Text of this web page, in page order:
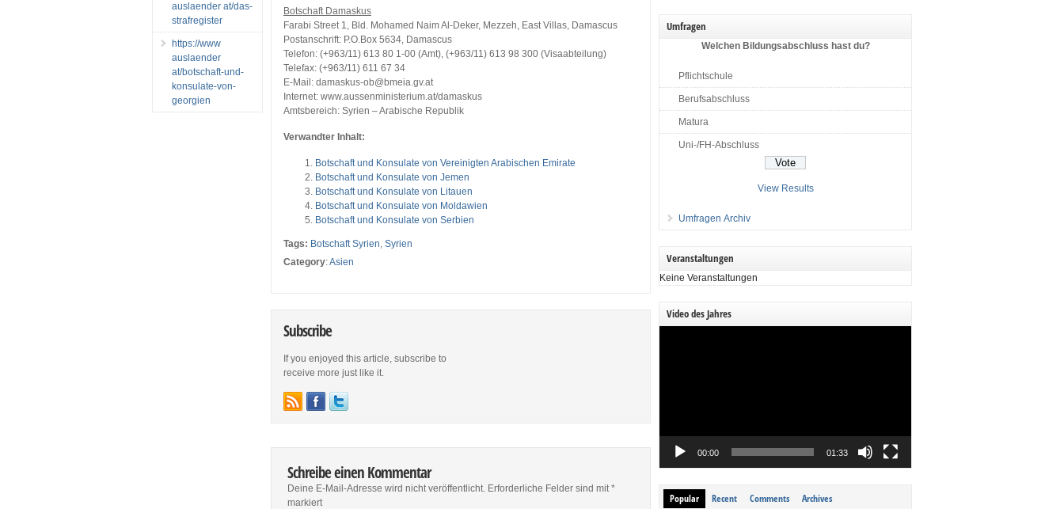
Botschaft Damaskus
Farabi Street 1, Bld. Mohamed Naim Al-Deker, Mezzeh, East Villas, Damascus
Postanschrift: P.O.Box 5634, Damascus
Telefon: (+963/11) 613 80 1-00 (Amt), (+963/11) 613 98 300 (Visaabteilung)
Telefax: (+963/11) 611 67 34
E-Mail: damaskus-ob@bmeia.gv.at
Internet: www.aussenministerium.at/damaskus
Amtsbereich: Syrien – Arabische Republik
Verwandter Inhalt:
Botschaft und Konsulate von Vereinigten Arabischen Emirate
Botschaft und Konsulate von Jemen
Botschaft und Konsulate von Litauen
Botschaft und Konsulate von Moldawien
Botschaft und Konsulate von Serbien
Tags: Botschaft Syrien,Syrien
Category:Asien
Subscribe
If you enjoyed this article, subscribe to
receive more just like it.
Schreibe einen Kommentar
Deine E-Mail-Adresse wird nicht veröffentlicht. Erforderliche Felder sind mit*
markiert
auslaender at/das-
strafregister
https://www
auslaender
at/botschaft-und-
konsulate-von-
georgien
Umfragen
Welchen Bildungsabschluss hast du?
Pflichtschule
Berufsabschluss
Matura
Uni-/FH-Abschluss
View Results
Umfragen Archiv
Veranstaltungen
Keine Veranstaltungen
Video des Jahres
00:00 01:33
Popular Recent Comments Archives